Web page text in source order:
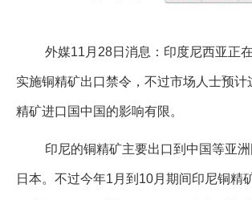
地矿 建设
企业文化
外媒11月28日消息：印度尼西亚正
实施铜精矿出口禁令，不过市场人士预计
精矿进口国中国的影响有限。
印尼的铜精矿主要出口到中国等亚
日本。不过今年1月到10月期间印尼铜精